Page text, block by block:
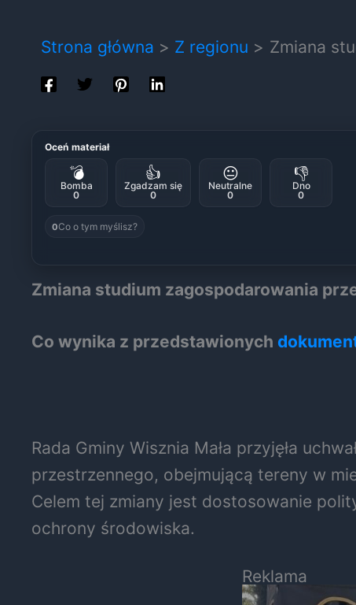
Strona główna Z regionu Zmiana
Oceń materiał
💣
Bomba
0
👍
Zgadzam się
0
😐
Neutralne
0
👎
Dno
0
0Co o tym myślisz?
Zmiana studium zagospodarowania
Co wynika z przedstawionych
Rada Gminy Wisznia Mała przyjęła
przestrzennego, obejmującą tereny w
Celem tej zmiany jest dostosowanie
ochrony środowiska.
Reklama